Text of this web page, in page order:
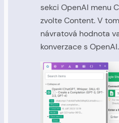
sekci OpenAI menu
zvolte Content. V
návratová hodnota
konverzace s OpenAI.